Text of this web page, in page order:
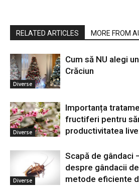
RELATED ARTICLES MORE FROM
Diverse
Cum să NU alegi
Crăciun
Diverse
Importanța
fructiferi pentru
productivitatea
Diverse
Scapă de gândaci
despre gândacii
metode eficiente